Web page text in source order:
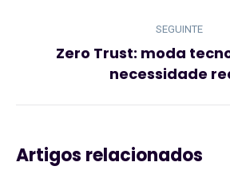
SEGUINTE
Artigo
seguinte:
Zero Trust: moda
necessidade
Artigos relacionados